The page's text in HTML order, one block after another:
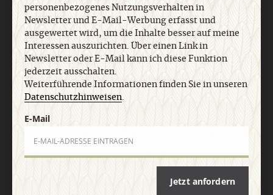
personenbezogenes Nutzungsverhalten in
Newsletter und E-Mail-Werbung erfasst und
ausgewertet wird, um die Inhalte besser auf meine
Interessen auszurichten. Über einen Link in
Newsletter oder E-Mail kann ich diese Funktion
jederzeit ausschalten.
Weiterführende Informationen finden Sie in unseren
Datenschutzhinweisen.
E-Mail
Jetzt anfordern